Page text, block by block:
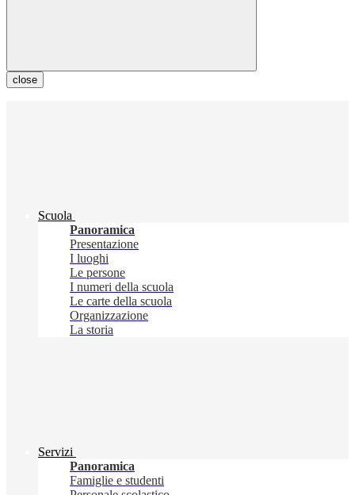
close
Scuola
Panoramica
Presentazione
I luoghi
Le persone
I numeri della scuola
Le carte della scuola
Organizzazione
La storia
Servizi
Panoramica
Famiglie e studenti